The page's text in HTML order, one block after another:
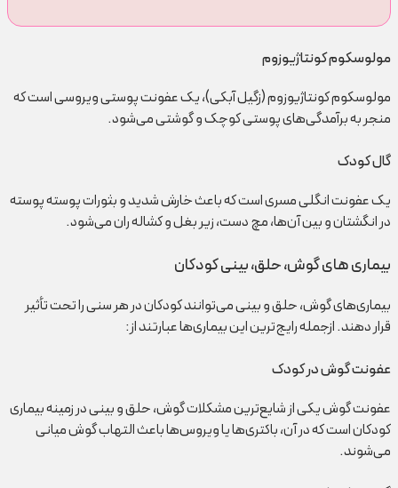
مولوسکوم کونتاژیوزوم
مولوسکوم کونتاژیوزوم (زگیل آبکی)، یک عفونت پوستی ویروسی است که
منجر به برآمدگی‌های پوستی کوچک و گوشتی می‌شود.
گال کودک
یک عفونت انگلی مسری است که باعث خارش شدید و بثورات پوسته پوسته
در انگشتان و بین آن‌ها، مچ دست، زیر بغل و کشاله ران می‌شود.
بیماری های گوش، حلق، بینی کودکان
بیماری‌های گوش، حلق و بینی می‌توانند کودکان در هر سنی را تحت تأثیر
قرار دهند. ازجمله رایج‌ترین این بیماری‌ها عبارتند از:
عفونت گوش در کودک
عفونت گوش یکی از شایع‌ترین مشکلات گوش، حلق و بینی در زمینه بیماری
کودکان است که در آن، باکتری‌ها یا ویروس‌ها باعث التهاب گوش میانی
می‌شوند.